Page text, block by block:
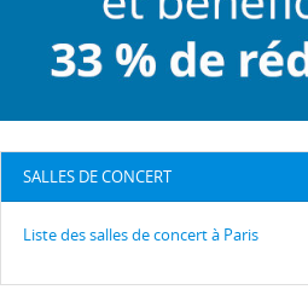
SALLES DE CONCERT
Liste des salles de concert à Paris